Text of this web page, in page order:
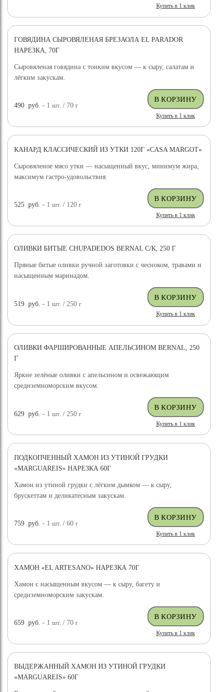
Купить в 1 клик
ГОВЯДИНА СЫРОВЯЛЕНАЯ БРЕЗАОЛА EL PARADOR
НАРЕЗКА, 70Г
Сыровяленая говядина с тонким вкусом — к сыру, салатам и
лёгким закускам.
490 руб. - 1шт. / 70г
Купить в 1 клик
КАНАРД КЛАССИЧЕСКИЙ ИЗ УТКИ 120Г «CASA MARGOT»
Сыровяленое мясо утки — насыщенный вкус, минимум жира,
максимум гастро-удовольствия.
525 руб. - 1шт. / 120г
Купить в 1 клик
ОЛИВКИ БИТЫЕ CHUPADEDOS BERNAL С/К, 250 Г
Пряные битые оливки ручной заготовки с чесноком, травами и
насыщенным маринадом.
519 руб. - 1шт. / 250г
Купить в 1 клик
ОЛИВКИ ФАРШИРОВАННЫЕ АПЕЛЬСИНОМ BERNAL, 250
Г
Яркие зелёные оливки с апельсином и освежающим
средиземноморским вкусом.
629 руб. - 1шт. / 250г
Купить в 1 клик
ПОДКОПЧЕННЫЙ ХАМОН ИЗ УТИНОЙ ГРУДКИ
«MARGUAREIS» НАРЕЗКА 60Г
Хамон из утиной грудки с лёгким дымком — к сыру,
брускеттам и деликатесным закускам.
759 руб. - 1шт. / 60г
Купить в 1 клик
ХАМОН «EL ARTESANO» НАРЕЗКА 70Г
Хамон с насыщенным вкусом — к сыру, багету и
средиземноморским закускам.
659 руб. - 1шт. / 70г
Купить в 1 клик
ВЫДЕРЖАННЫЙ ХАМОН ИЗ УТИНОЙ ГРУДКИ
«MARGUAREIS» 60Г